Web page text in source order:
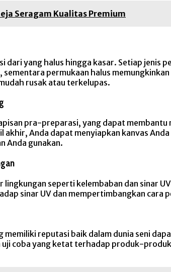
Seragam Kualitas Premium
dari yang halus hingga kasar. Setiap jenis
permukaan halus
rusak atau terkelupas.
pra-preparasi, yang dapat
akhir, Anda dapat menyiapkan kanvas
Anda gunakan.
seperti kelembaban dan sinar
sinar UV dan mempertimbangkan
memiliki reputasi baik dalam dunia seni
coba yang ketat terhadap produk-